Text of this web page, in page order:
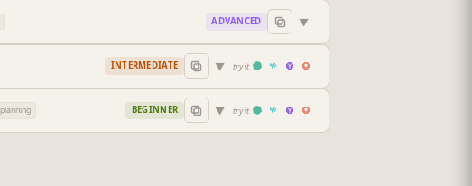
ADVANCED ▼
INTERMEDIATE ▼ try it
planning BEGINNER ▼ try it